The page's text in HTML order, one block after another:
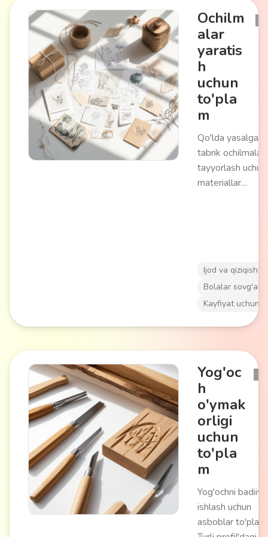
Ochilm
alar
yaratis
h
uchun
to'pla
m
Qo'lda yasalgan
tabrik
tayyorlash uchun
materiallar
(stikerlar,
munchoqlar),
yopishtirish
vositalari va
ichiga oladi. Turli
bayramlar uchun
noyob dizaynlar
yaratish imkonini
beradi.
Ijod va qiziqishlar
Bolalar
Kayfiyat uchun
Yog'oc
h
o'ymak
orligi
uchun
to'pla
m
Yog'ochni badiiy
ishlash uchun
asboblar